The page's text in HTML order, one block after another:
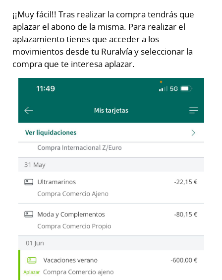
¡¡Muy fácil!! Tras realizar la compra tendrás que
aplazar el abono de la misma. Para realizar el
aplazamiento tienes que acceder a los
movimientos desde tu Ruralvía y seleccionar la
compra que te interesa aplazar.